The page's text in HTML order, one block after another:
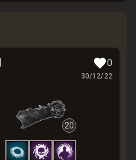
0
30/12/22
20